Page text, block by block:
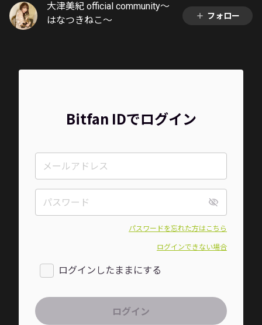
大津美紀 official community〜
はなつきねこ〜
フォロー
Bitfan IDでログイン
パスワードを忘れた方はこちら
ログインできない場合
ログインしたままにする